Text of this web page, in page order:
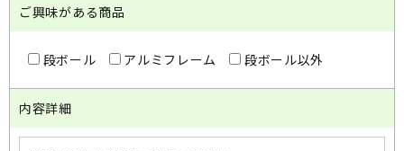
ご興味がある商品
段ボール アルミフレーム 段ボール以外
内容詳細